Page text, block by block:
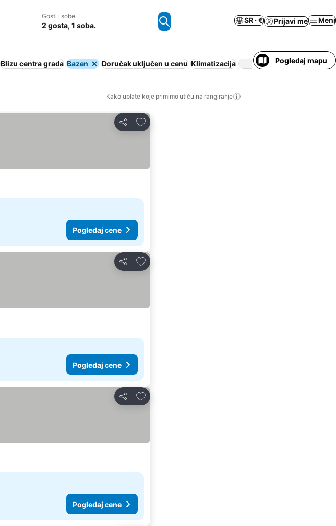
Gosti i sobe
2 gosta, 1 soba.
SR · € Prijavi me Meni
Blizu centra grada Bazen Doručak uključen u cenu Klimatizacija Cela kuća/
Pogledaj mapu
Kako uplate koje primimo utiču na rangiranje
Deli
Dodati u favorite
Pogledaj cene
Deli
Dodati u favorite
Pogledaj cene
Deli
Dodati u favorite
Pogledaj cene